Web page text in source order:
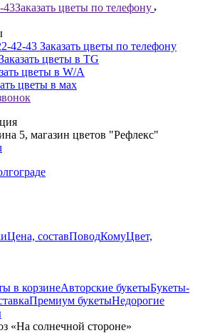
43Заказать цветы по телефону
42-43 Заказать цветы по телефону
цветы в TG
цветы в W/A
цветы в мах
5, магазин цветов "Рефлекс"
Цена, составПоводКомуЦвет,
в корзинеАвторские букетыБукеты-
Премиум букетыНедорогие
«На солнечной стороне»